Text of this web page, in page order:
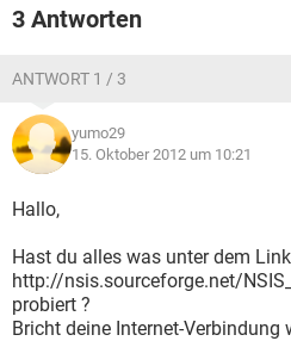
3 Antworten
ANTWORT 1 / 3
yumo29
15. Oktober 2012 um 10:21
Hallo,
Hast du alles was unter dem
http://nsis.sourceforge.net/
probiert ?
Bricht deine Internet-Verbindung